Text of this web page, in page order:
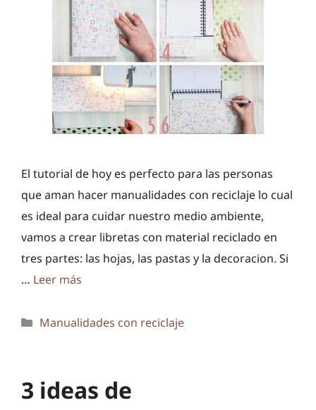
El tutorial de hoy es perfecto para las personas
que aman hacer manualidades con reciclaje lo cual
es ideal para cuidar nuestro medio ambiente,
vamos a crear libretas con material reciclado en
tres partes: las hojas, las pastas y la decoracion. Si
… Leer más
Categorías
Manualidades con reciclaje
3 ideas de